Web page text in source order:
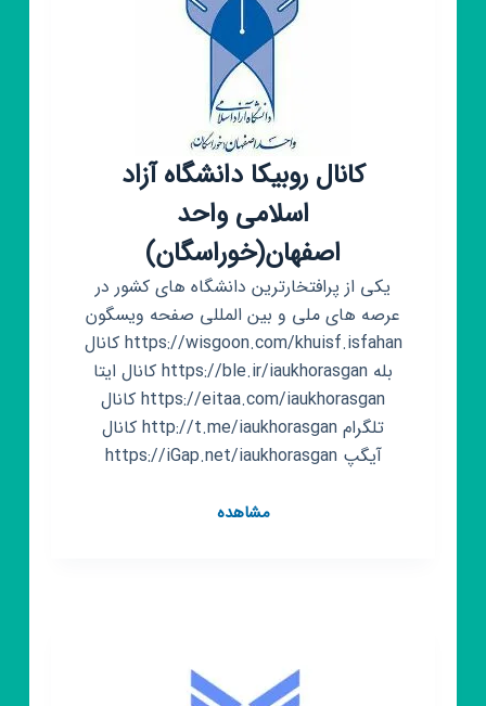
کانال روبیکا دانشگاه آزاد
اسلامی واحد
اصفهان(خوراسگان)
یکی از پرافتخارترین دانشگاه های کشور در
عرصه های ملی و بین المللی صفحه ویسگون
https://wisgoon.com/khuisf.isfahan کانال
بله https://ble.ir/iaukhorasgan کانال ایتا
https://eitaa.com/iaukhorasgan کانال
تلگرام http://t.me/iaukhorasgan کانال
آیگپ https://iGap.net/iaukhorasgan
مشاهدهکانال
اصفهان(خوراسگان)